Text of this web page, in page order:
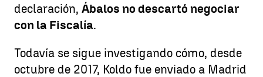
declaración, Ábalos no descartó negociar
con la Fiscalía.
Todavía se sigue investigando cómo, desde
octubre de 2017, Koldo fue enviado a Madrid